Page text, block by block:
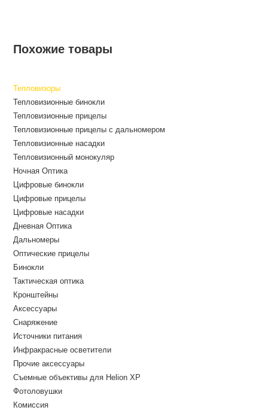
Похожие товары
Тепловизоры
Тепловизионные бинокли
Тепловизионные прицелы
Тепловизионные прицелы с дальномером
Тепловизионные насадки
Тепловизионный монокуляр
Ночная Оптика
Цифровые бинокли
Цифровые прицелы
Цифровые насадки
Дневная Оптика
Дальномеры
Оптические прицелы
Бинокли
Тактическая оптика
Кронштейны
Аксессуары
Снаряжение
Источники питания
Инфракрасные осветители
Прочие аксессуары
Съемные объективы для Helion XP
Фотоловушки
Комиссия